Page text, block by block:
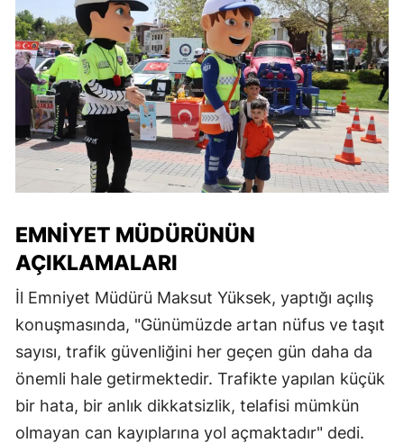
EMNIYET MÜDÜRÜNÜN
AÇIKLAMALARI
İl Emniyet Müdürü Maksut Yüksek, yaptığı açılış
konuşmasında, "Günümüzde artan nüfus ve taşıt
sayısı, trafik güvenliğini her geçen gün daha da
önemli hale getirmektedir. Trafikte yapılan küçük
bir hata, bir anlık dikkatsizlik, telafisi mümkün
olmayan can kayıplarına yol açmaktadır" dedi.